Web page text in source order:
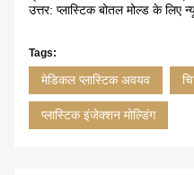
उत्तर: प्लास्टिक बोतल मोल्ड के लिए
Tags:
मेडिकल प्लास्टिक अवयव
प्लास्टिक इंजेक्शन मोल्डिंग